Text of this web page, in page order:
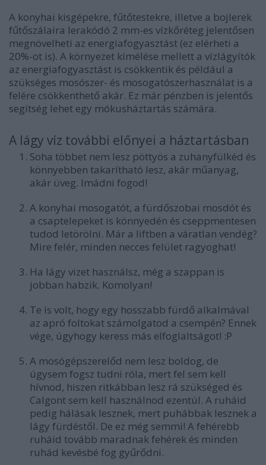
A konyhai kisgépekre, fűtőtestekre, illetve a bojlerek
fűtőszálaira lerakódó 2 mm-es vízkőréteg jelentősen
megnövelheti az energiafogyasztást (ez elérheti a
20%-ot is). A környezet kímélése mellett a vízlágyítók
az energiafogyasztást is csökkentik és például a
szükséges mosószer- és mosogatószerhasználat is a
felére csökkenthető akár. Ez már pénzben is jelentős
segítség lehet egy mókusháztartás számára.
A lágy víz további előnyei a háztartásban
Soha többet nem lesz pöttyös a zuhanyfülkéd és
könnyebben takarítható lesz, akár műanyag,
akár üveg. Imádni fogod!
A konyhai mosogatót, a fürdőszobai mosdót és
a csaptelepeket is könnyedén és cseppmentesen
tudod letörölni. Már a liftben a váratlan vendég?
Mire felér, minden necces felület ragyoghat!
Ha lágy vizet használsz, még a szappan is
jobban habzik. Komolyan!
Te is volt, hogy egy hosszabb fürdő alkalmával
az apró foltokat számolgatod a csempén? Ennek
vége, úgyhogy keress más elfoglaltságot! :P
A mosógépszerelőd nem lesz boldog, de
úgysem fogsz tudni róla, mert fel sem kell
hívnod, hiszen ritkábban lesz rá szükséged és
Calgont sem kell használnod ezentúl. A ruháid
pedig hálásak lesznek, mert puhábbak lesznek a
lágy fürdéstől. De ez még semmi! A fehérebb
ruháid tovább maradnak fehérek és minden
ruhád kevésbé fog gyűrődni.